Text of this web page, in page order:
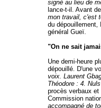
signé au lieu de
lance-t-il. Avant
mon travail, c'est
du dépouillement,
général Gueï.
"On ne sait
Une demi-heure
dépouillé. D'une
voix. Laurent
Théodore : 4.
procès verbaux
Commission
accompagné de